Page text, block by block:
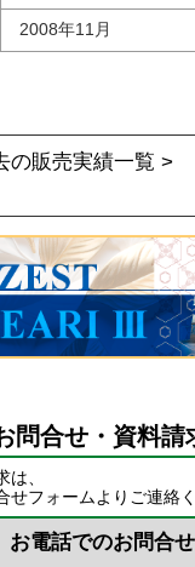
2008年11月
の販売実績一覧 >
問合せ・資料請
、
せフォームよりご連絡く
お電話でのお問合せ